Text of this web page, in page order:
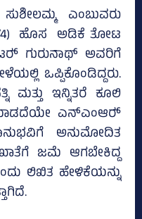
ಎಂಬುವರು
4) ಹೊಸ ಅಡಿಕೆ ತೋಟ
ಗುರುನಾಥ್‌ ಅವರಿಗೆ
ಒಪ್ಪಿಕೊಂಡಿದ್ದರು.
ಮತ್ತು ಇನ್ನಿತರೆ ಕೂಲಿ
ಎನ್ಎಂಆರ್‍‌
ಅನುಮೋದಿತ
ಜಮೆ ಆಗಬೇಕಿದ್ದ
ಲಿಖಿತ ಹೇಳಿಕೆಯನ್ನು